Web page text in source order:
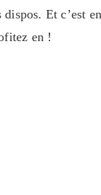
Et c’est
en !